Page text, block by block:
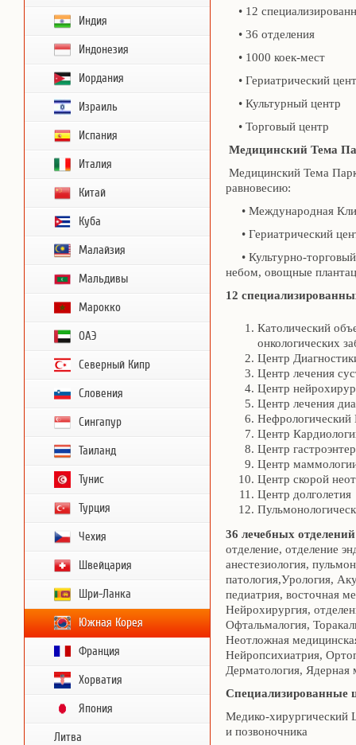
Индия
Индонезия
Иордания
Израиль
Испания
Италия
Китай
Куба
Малайзия
Мальдивы
Марокко
ОАЭ
Северный Кипр
Словения
Сингапур
Таиланд
Тунис
Турция
Чехия
Швейцария
Шри-Ланка
Южная Корея
Франция
Хорватия
Япония
Литва
• 12
• 36 отделения
• 1000 коек-мест
• Гериатрический
• Культурный центр
• Торговый центр
Медицинский Тема
Медицинский Тема
равновесию:
• Международная
• Гериатрический
• Культурно-
небом, овощные
12
Католический
онкологических
Центр
Центр лечения
Центр
Центр лечения
Нефрологический
Центр
Центр
Центр
Центр скорой
Центр долголетия
36 лечебных
отделение, отделение
анестезиология,
патология,Урология,
педиатрия, восточная
Нейрохирургия,
Офтальмалогия,
Неотложная
Нейропсихиатрия,
Дерматология, Ядерная
Специализированные
Медико-хирургический
и позвоночника